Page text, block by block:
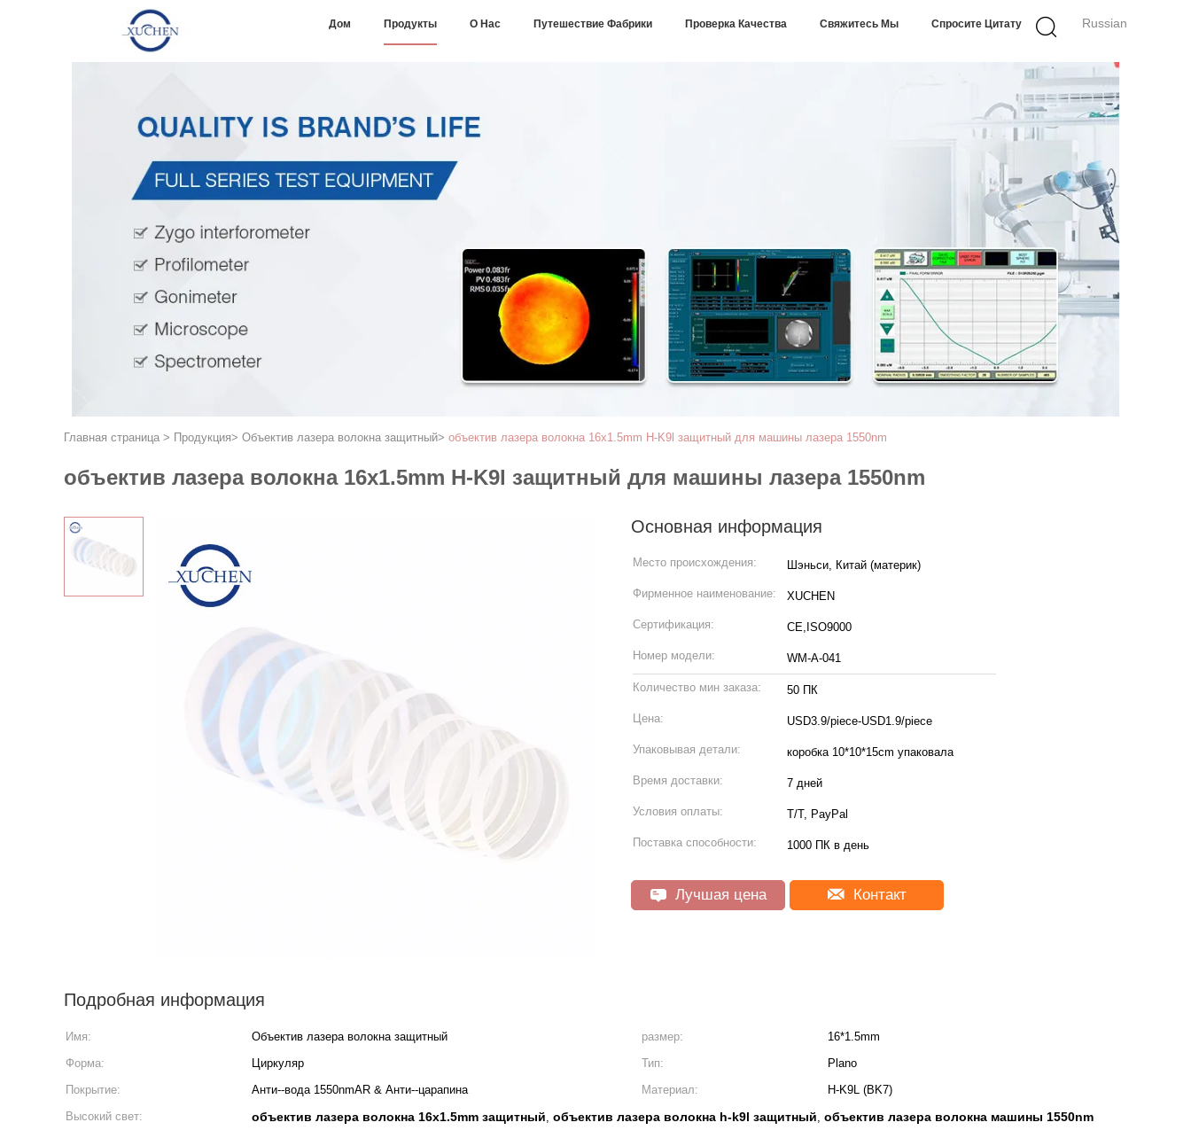
Russian
Дом Продукты О Нас Путешествие Фабрики Проверка Качества Свяжитесь Мы Спросите Цитату
Главная страница > Продукция> Объектив лазера волокна защитный> объектив лазера волокна 16x1.5mm H-K9l защитный для машины лазера 1550nm
объектив лазера волокна 16x1.5mm H-K9l защитный для машины лазера 1550nm
Основная информация
Место происхождения: Шэньси, Китай (материк)
Фирменное наименование: XUCHEN
Сертификация: CE,ISO9000
Номер модели: WM-A-041
Количество мин заказа: 50 ПК
Цена: USD3.9/piece-USD1.9/piece
Упаковывая детали: коробка 10*10*15cm упаковала
Время доставки: 7 дней
Условия оплаты: T/T, PayPal
Поставка способности: 1000 ПК в день
Лучшая цена Контакт
Подробная информация
Имя: Объектив лазера волокна защитный размер:
16*1.5mm
Форма:
Циркуляр Тип:
Plano
Покрытие:
Анти--вода 1550nmAR & Анти--царапина Материал:
H-K9L (BK7)
Высокий свет:
объектив лазера волокна 16x1.5mm защитный, объектив лазера волокна h-k9l защитный, объектив лазера волокна машины 1550nm